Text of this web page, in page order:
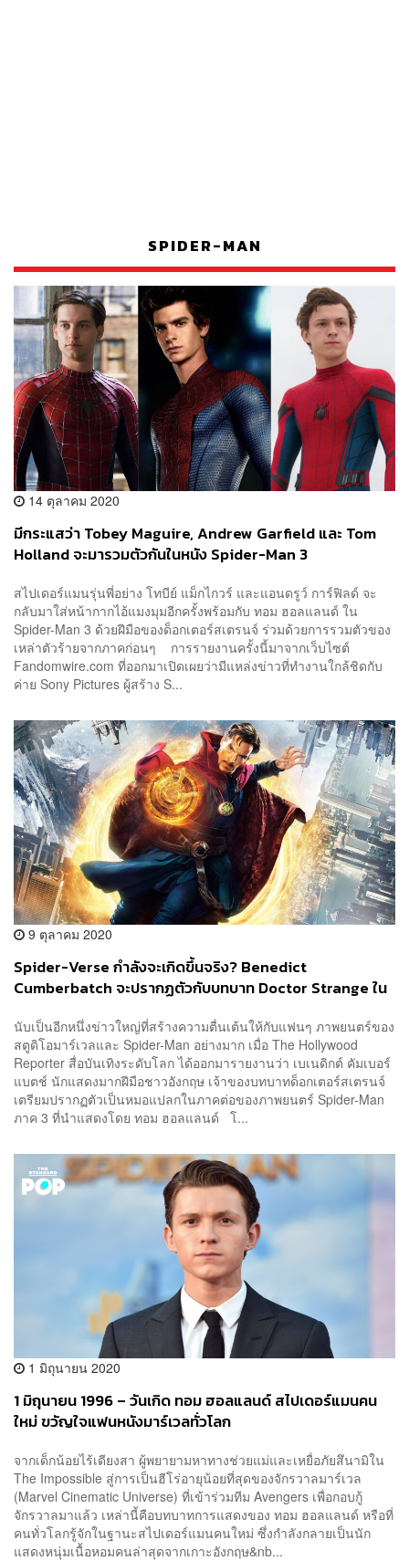
SPIDER-MAN
14 ตุลาคม 2020
มีกระแสว่า Tobey Maguire, Andrew Garfield และ Tom
Holland จะมารวมตัวกันในหนัง Spider-Man 3
สไปเดอร์แมนรุ่นพี่อย่าง โทบีย์ แม็กไกวร์ และแอนดรูว์ การ์ฟิลด์ จะ
กลับมาใส่หน้ากากไอ้แมงมุมอีกครั้งพร้อมกับ ทอม ฮอลแลนด์ ใน
Spider-Man 3 ด้วยฝีมือของด็อกเตอร์สเตรนจ์ ร่วมด้วยการรวมตัวของ
เหล่าตัวร้ายจากภาคก่อนๆ การรายงานครั้งนี้มาจากเว็บไซต์
Fandomwire.com ที่ออกมาเปิดเผยว่ามีแหล่งข่าวที่ทำงานใกล้ชิดกับ
ค่าย Sony Pictures ผู้สร้าง S...
9 ตุลาคม 2020
Spider-Verse กำลังจะเกิดขึ้นจริง? Benedict
Cumberbatch จะปรากฏตัวกับบทบาท Doctor Strange ใน
นับเป็นอีกหนึ่งข่าวใหญ่ที่สร้างความตื่นเต้นให้กับแฟนๆ ภาพยนตร์ของ
สตูดิโอมาร์เวลและ Spider-Man อย่างมาก เมื่อ The Hollywood
Reporter สื่อบันเทิงระดับโลก ได้ออกมารายงานว่า เบเนดิกต์ คัมเบอร์
แบตช์ นักแสดงมากฝีมือชาวอังกฤษ เจ้าของบทบาทด็อกเตอร์สเตรนจ์
เตรียมปรากฏตัวเป็นหมอแปลกในภาคต่อของภาพยนตร์ Spider-Man
ภาค 3 ที่นำแสดงโดย ทอม ฮอลแลนด์ โ...
1 มิถุนายน 2020
1 มิถุนายน 1996 – วันเกิด ทอม ฮอลแลนด์ สไปเดอร์แมนคน
ใหม่ ขวัญใจแฟนหนังมาร์เวลทั่วโลก
จากเด็กน้อยไร้เดียงสา ผู้พยายามหาทางช่วยแม่และเหยื่อภัยสึนามิใน
The Impossible สู่การเป็นฮีโร่อายุน้อยที่สุดของจักรวาลมาร์เวล
(Marvel Cinematic Universe) ที่เข้าร่วมทีม Avengers เพื่อกอบกู้
จักรวาลมาแล้ว เหล่านี้คือบทบาทการแสดงของ ทอม ฮอลแลนด์ หรือที่
คนทั่วโลกรู้จักในฐานะสไปเดอร์แมนคนใหม่ ซึ่งกำลังกลายเป็นนัก
แสดงหนุ่มเนื้อหอมคนล่าสุดจากเกาะอังกฤษ&nb...